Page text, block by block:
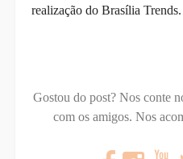
realização do Brasília Trends.
Gostou do post? Nos conte
com os amigos. Nos